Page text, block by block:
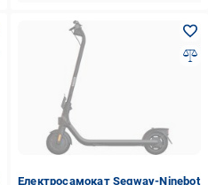
Електросамокат Segway-Ninebot